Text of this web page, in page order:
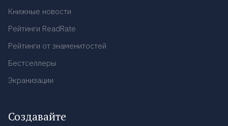
Книжные новости
Рейтинги ReadRate
Рейтинги от знаменитостей
Бестселлеры
Экранизации
Создавайте